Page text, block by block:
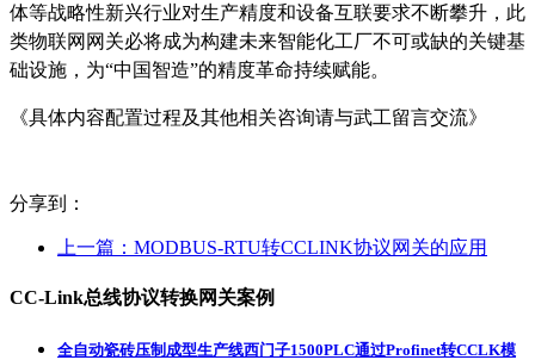
体等战略性新兴行业对生产精度和设备互联要求不断攀升，此
类物联网网关必将成为构建未来智能化工厂不可或缺的关键基
础设施，为“中国智造”的精度革命持续赋能。
《具体内容配置过程及其他相关咨询请与武工留言交流》
分享到：
上一篇： MODBUS-RTU转CCLINK协议网关的应用
CC-Link总线协议转换网关案例
全自动瓷砖压制成型生产线西门子1500PLC通过Profinet转CCLK模